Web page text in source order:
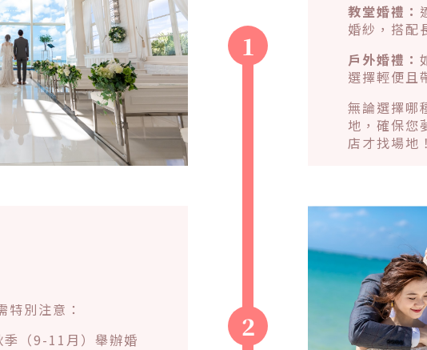
1
教堂婚禮：
婚紗，搭配
戶外婚禮：
選擇輕便且
無論選擇哪
地，確保您
店才找場地
2
別注意：
（9-11月）舉辦婚